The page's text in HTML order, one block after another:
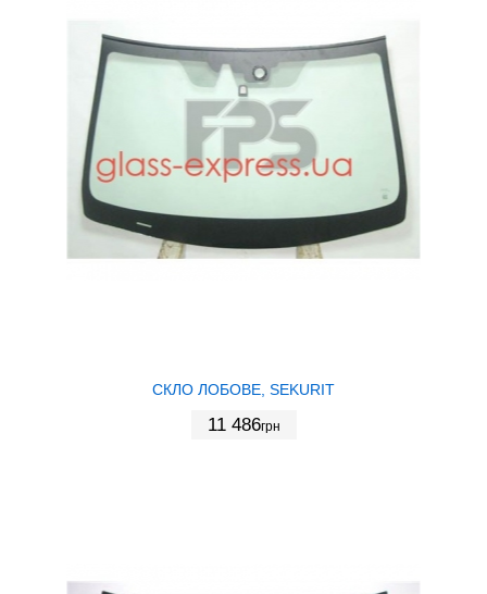
СКЛО ЛОБОВЕ, SEKURIT
11 486грн